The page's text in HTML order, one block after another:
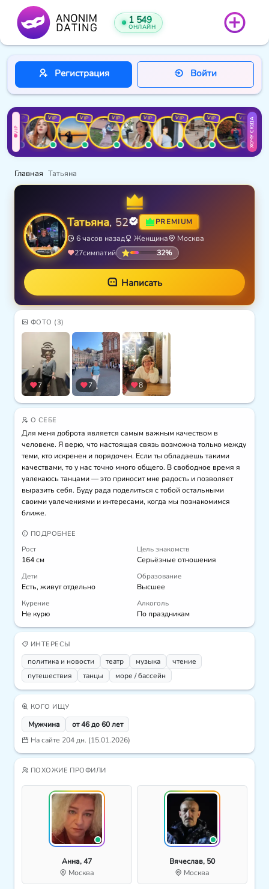
1 549
ОНЛАЙН
Регистрация Войти
VIP
VIP VIP VIP VIP VIP VIP VIP VIP ХОЧУ СЮДА
Главная Татьяна
Татьяна, 52 PREMIUM
6 часов назад Женщина
Москва
27симпатий 32%
Написать
ФОТО (3)
7 7 8
О СЕБЕ
Для меня доброта является самым важным качеством в
человеке. Я верю, что настоящая связь возможна только между
теми, кто искренен и порядочен. Если ты обладаешь такими
качествами, то у нас точно много общего. В свободное время я
увлекаюсь танцами — это приносит мне радость и позволяет
выразить себя. Буду рада поделиться с тобой остальными
своими увлечениями и интересами, когда мы познакомимся
ближе.
ПОДРОБНЕЕ
Рост
164 см
Цель знакомств
Серьёзные отношения
Дети
Есть, живут отдельно
Образование
Высшее
Курение
Не курю
Алкоголь
По праздникам
ИНТЕРЕСЫ
политика и новости театр музыка
чтение
путешествия
танцы море / бассейн
КОГО ИЩУ
Мужчина
от 46 до 60 лет
На сайте 204 дн. (15.01.2026)
ПОХОЖИЕ ПРОФИЛИ
Анна, 47
Москва
Вячеслав, 50
Москва